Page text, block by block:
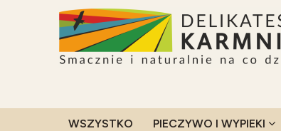
WSZYSTKO PIECZYWO I WYPIEKI